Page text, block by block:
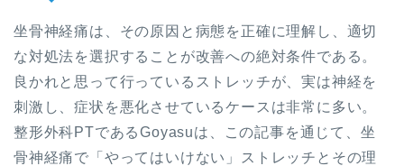
坐骨神経痛は、その原因と病態を正確に理解し、適切
な対処法を選択することが改善への絶対条件である。
良かれと思って行っているストレッチが、実は神経を
刺激し、症状を悪化させているケースは非常に多い。
整形外科PTであるGoyasuは、この記事を通じて、坐
骨神経痛で「やってはいけない」ストレッチとその理